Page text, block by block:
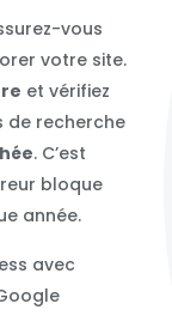
vous
votre site.
et vérifiez
de recherche
. C’est
bloque
année.